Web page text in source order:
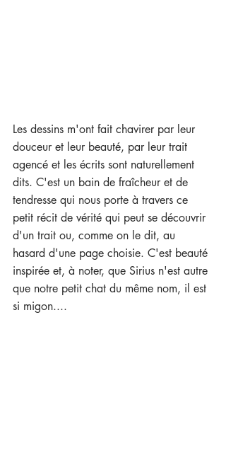
Les dessins m'ont fait chavirer par leur
douceur et leur beauté, par leur trait
agencé et les écrits sont naturellement
dits. C'est un bain de fraîcheur et de
tendresse qui nous porte à travers ce
petit récit de vérité qui peut se découvrir
d'un trait ou, comme on le dit, au
hasard d'une page choisie. C'est beauté
inspirée et, à noter, que Sirius n'est autre
que notre petit chat du même nom, il est
si migon....